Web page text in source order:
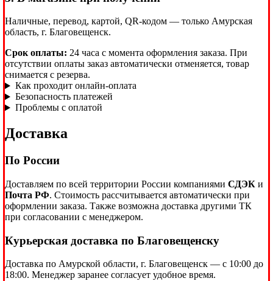
Наличные, перевод, картой, QR-кодом — только Амурская
область, г. Благовещенск.
Срок оплаты: 24 часа с момента оформления заказа. При
отсутствии оплаты заказ автоматически отменяется, товар
снимается с резерва.
Как проходит онлайн-оплата
Безопасность платежей
Проблемы с оплатой
Доставка
По России
Доставляем по всей территории России компаниями СДЭК и
Почта РФ. Стоимость рассчитывается автоматически при
оформлении заказа. Также возможна доставка другими ТК
при согласовании с менеджером.
Курьерская доставка по Благовещенску
Доставка по Амурской области, г. Благовещенск — с 10:00 до
18:00. Менеджер заранее согласует удобное время.